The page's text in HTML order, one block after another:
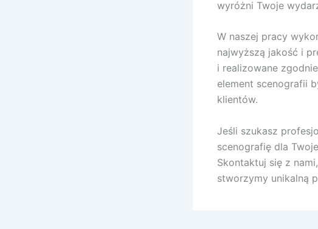
wyróżni Twoje
W naszej pracy
najwyższą jakość i
i realizowane
element scenografii
klientów.
Jeśli szukasz
scenografię dla
Skontaktuj się z
stworzymy unikalną